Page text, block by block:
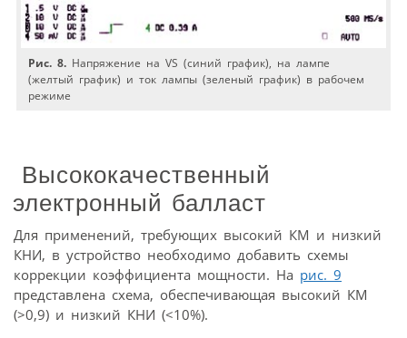
Рис. 8. Напряжение на VS (синий график), на лампе
(желтый график) и ток лампы (зеленый график) в рабочем
режиме
Высококачественный
электронный балласт
Для применений, требующих высокий КМ и низкий
КНИ, в устройство необходимо добавить схемы
коррекции коэффициента мощности. На рис. 9
представлена схема, обеспечивающая высокий КМ
(>0,9) и низкий КНИ (<10%).